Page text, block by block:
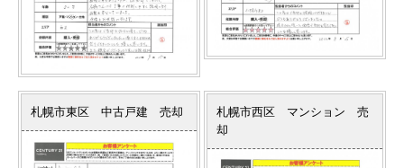
札幌市東区 中古戸建 売却
札幌市西区 マンション 売
却